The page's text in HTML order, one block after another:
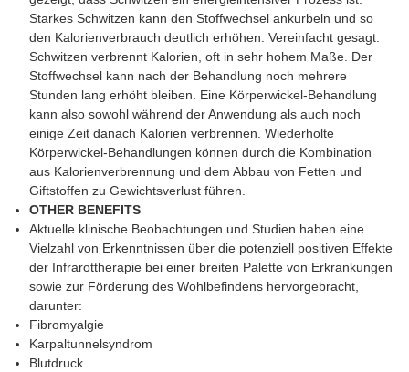
Starkes Schwitzen kann den Stoffwechsel ankurbeln und so
den Kalorienverbrauch deutlich erhöhen. Vereinfacht gesagt:
Schwitzen verbrennt Kalorien, oft in sehr hohem Maße. Der
Stoffwechsel kann nach der Behandlung noch mehrere
Stunden lang erhöht bleiben. Eine Körperwickel-Behandlung
kann also sowohl während der Anwendung als auch noch
einige Zeit danach Kalorien verbrennen. Wiederholte
Körperwickel-Behandlungen können durch die Kombination
aus Kalorienverbrennung und dem Abbau von Fetten und
Giftstoffen zu Gewichtsverlust führen.
OTHER BENEFITS
Aktuelle klinische Beobachtungen und Studien haben eine
Vielzahl von Erkenntnissen über die potenziell positiven Effekte
der Infrarottherapie bei einer breiten Palette von Erkrankungen
sowie zur Förderung des Wohlbefindens hervorgebracht,
darunter:
Fibromyalgie
Karpaltunnelsyndrom
Blutdruck